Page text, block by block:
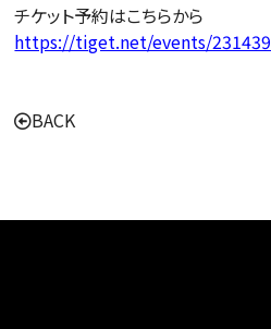
チケット予約はこちらから
https://tiget.net/events/231439
BACK